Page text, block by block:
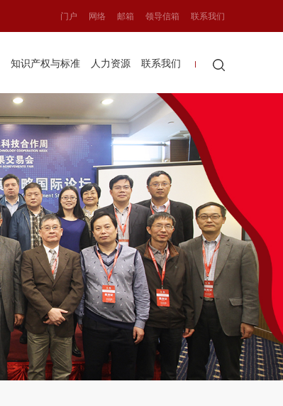
门户 网络 邮箱 领导信箱 联系我们
知识产权与标准 人力资源 联系我们